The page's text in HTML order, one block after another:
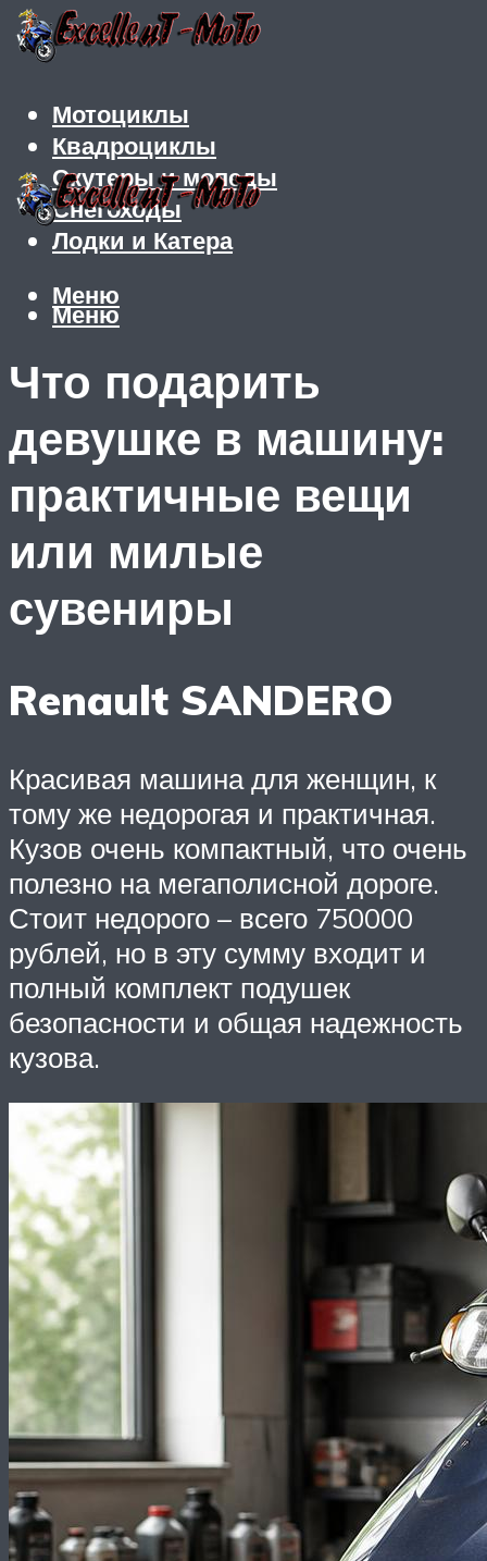
Мотоциклы
Квадроциклы
Скутеры и мопеды
Снегоходы
Лодки и Катера
Меню
Меню
Что подарить
девушке в машину:
практичные вещи
или милые
сувениры
Renault SANDERO
Красивая машина для женщин, к
тому же недорогая и практичная.
Кузов очень компактный, что очень
полезно на мегаполисной дороге.
Стоит недорого – всего 750000
рублей, но в эту сумму входит и
полный комплект подушек
безопасности и общая надежность
кузова.